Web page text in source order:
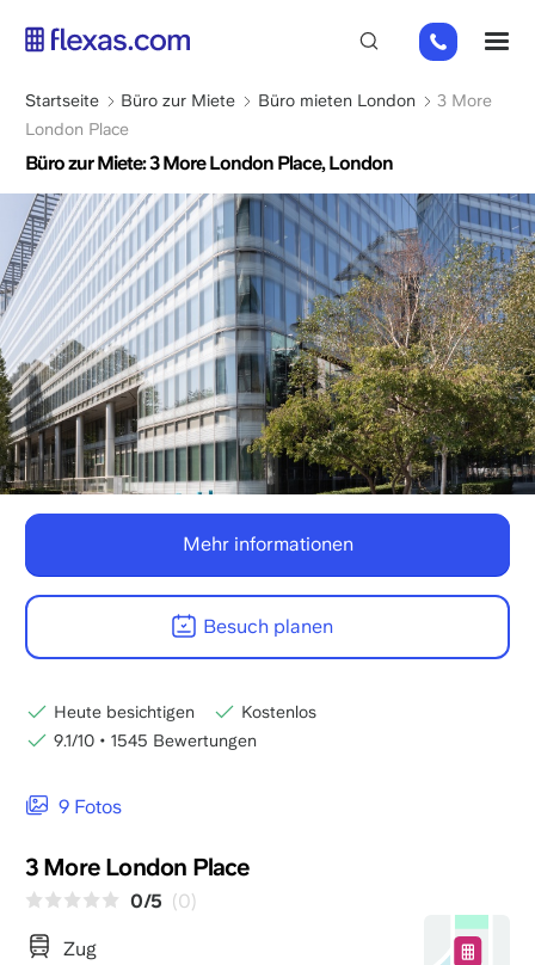
zum
+44
(0)
2045
Pfadnavigation
Startseite Büro zur Miete Büro mieten London
3 More
London Place
Büro zur Miete: 3 More London Place, London
9 Fotos
3 More London Place
0/5 (0)
Zug
Mehr informationen
Besuch planen
Heute besichtigen
Kostenlos
9.1/10 • 1545 Bewertungen